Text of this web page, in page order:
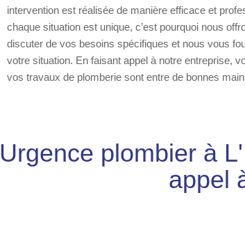
intervention est réalisée de manière efficace et
chaque situation est unique, c’est pourquoi nous
discuter de vos besoins spécifiques et nous vous
votre situation. En faisant appel à notre entreprise,
vos travaux de plomberie sont entre de bonnes
Urgence plombier à
appel